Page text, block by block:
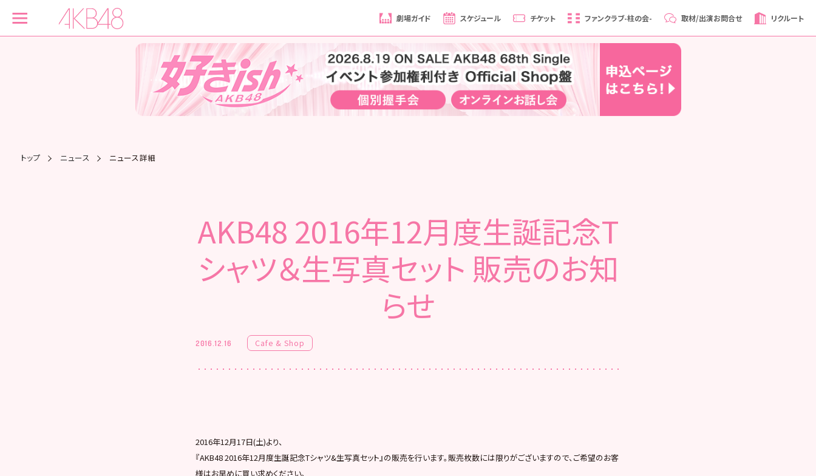
劇場ガイド スケジュール チケット ファンクラブ-柱の会- 取材/出演お問合せ リクルート
トップ ニュース ニュース詳細
AKB48 2016年12月度生誕記念T
シャツ＆生写真セット 販売のお知
らせ
2016.12.16 Cafe & Shop
2016年12月17日(土)より、
『AKB48 2016年12月度生誕記念Tシャツ&生写真セット』の販売を行います。販売枚数には限りがございますので、ご希望のお客
様はお早めに買い求めください。